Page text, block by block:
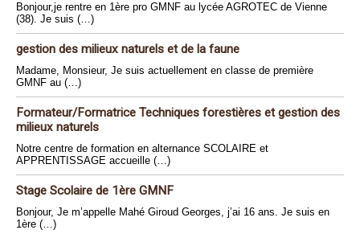
Bonjour,je rentre en 1ère pro GMNF au lycée AGROTEC de Vienne
(38). Je suis (…)
gestion des milieux naturels et de la faune
Madame, Monsieur, Je suis actuellement en classe de première
GMNF au (…)
Formateur/Formatrice Techniques forestières et gestion des
milieux naturels
Notre centre de formation en alternance SCOLAIRE et
APPRENTISSAGE accueille (…)
Stage Scolaire de 1ère GMNF
Bonjour, Je m’appelle Mahé Giroud Georges, j’ai 16 ans. Je suis en
1ère (…)